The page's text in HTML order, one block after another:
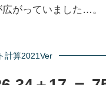
がっていました…。
計算2021Ver